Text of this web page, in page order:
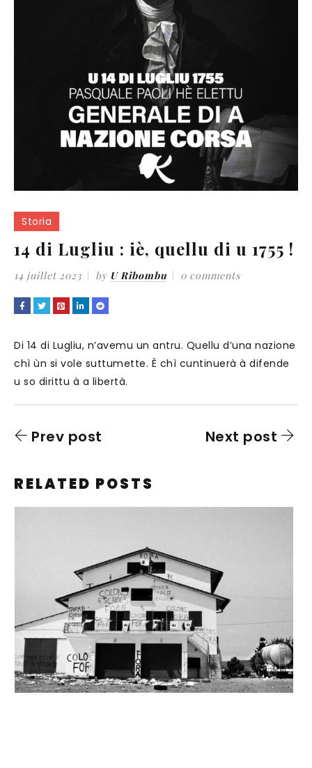
Storia
14 di Lugliu : iè, quellu di u 1755 !
14 juillet 2023 by U Ribombu 0 comments
Di 14 di Lugliu, n’avemu un antru. Quellu d’una nazione
chì ùn si vole suttumette. È chì cuntinuerà à difende
u so dirittu à a libertà.
Prev post Next post
RELATED POSTS